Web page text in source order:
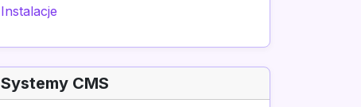
Instalacje
Systemy CMS